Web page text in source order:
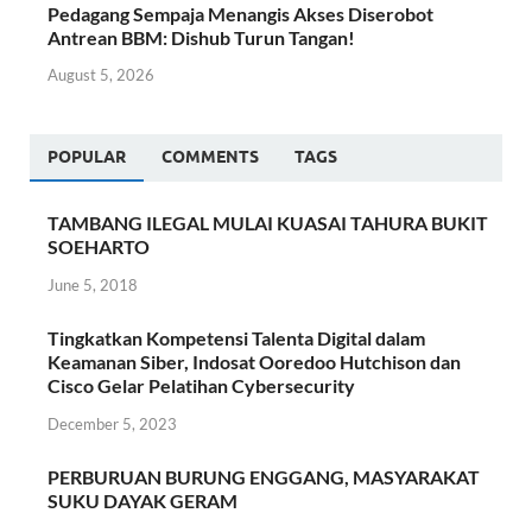
Pedagang Sempaja Menangis Akses Diserobot
Antrean BBM: Dishub Turun Tangan!
August 5, 2026
POPULAR COMMENTS TAGS
TAMBANG ILEGAL MULAI KUASAI TAHURA BUKIT
SOEHARTO
June 5, 2018
Tingkatkan Kompetensi Talenta Digital dalam
Keamanan Siber, Indosat Ooredoo Hutchison dan
Cisco Gelar Pelatihan Cybersecurity
December 5, 2023
PERBURUAN BURUNG ENGGANG, MASYARAKAT
SUKU DAYAK GERAM